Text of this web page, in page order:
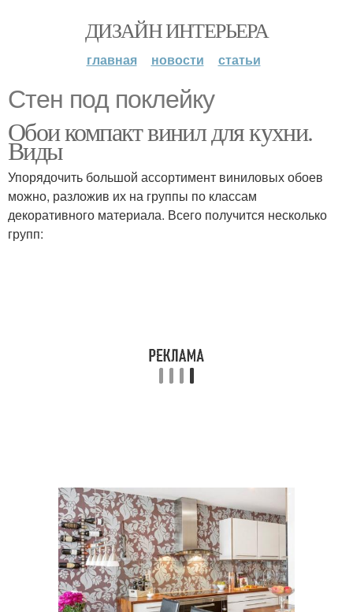
ДИЗАЙН ИНТЕРЬЕРА
главная новости статьи
Стен под поклейку
Обои компакт винил для кухни.
Виды
Упорядочить большой ассортимент виниловых обоев
можно, разложив их на группы по классам
декоративного материала. Всего получится несколько
групп: